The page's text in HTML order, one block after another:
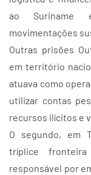
ao Suriname
movimentações
Outras prisões
em território
atuava como
utilizar contas
recursos ilícitos e
O segundo, em
tríplice
responsável por